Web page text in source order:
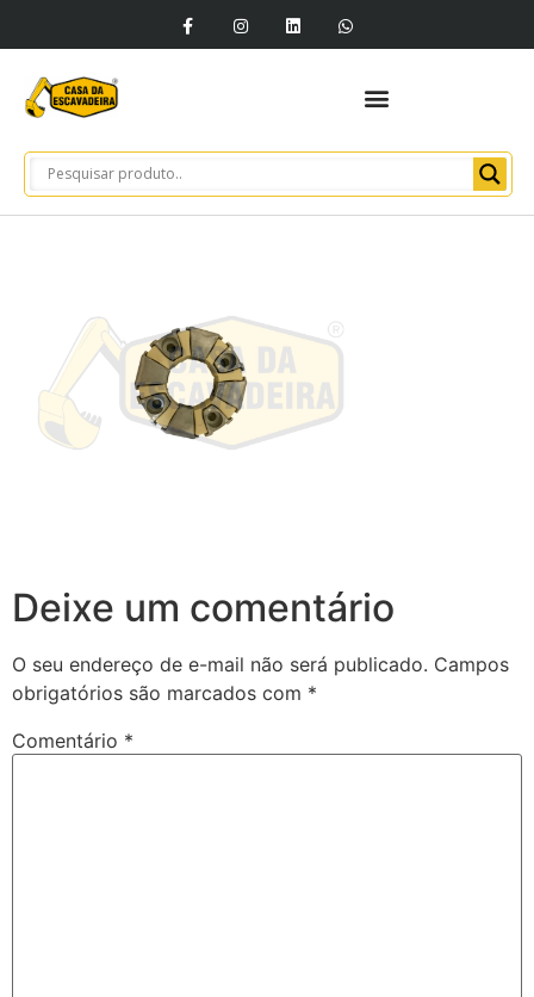
Deixe um comentário
O seu endereço de e-mail não será publicado. Campos
obrigatórios são marcados com *
Comentário *